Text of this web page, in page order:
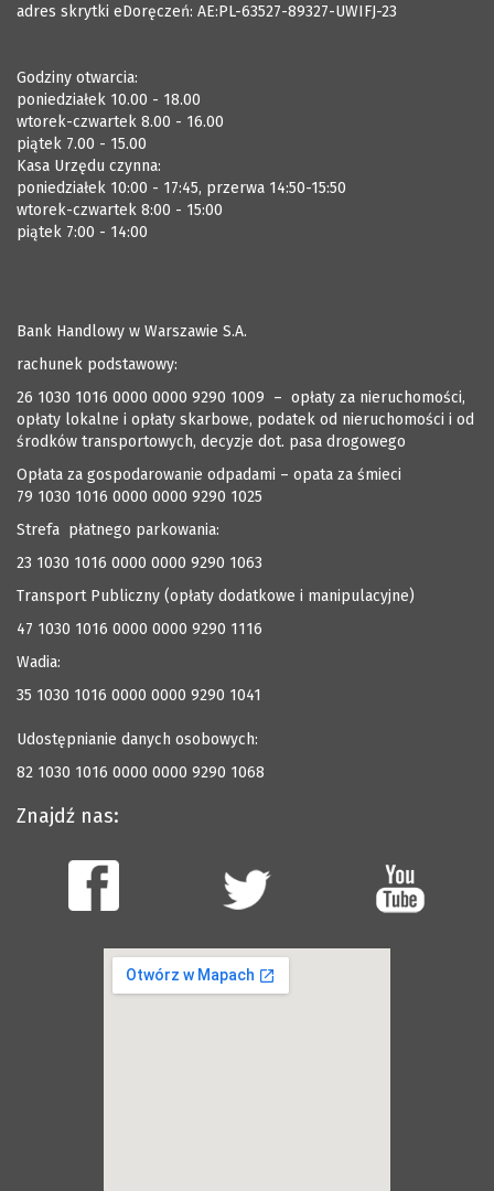
adres skrytki eDoręczeń: AE:PL-63527-89327-UWIFJ-23
Godziny otwarcia:
poniedziałek 10.00 - 18.00
wtorek-czwartek 8.00 - 16.00
piątek 7.00 - 15.00
Kasa Urzędu czynna:
poniedziałek 10:00 - 17:45, przerwa 14:50-15:50
wtorek-czwartek 8:00 - 15:00
piątek 7:00 - 14:00
Bank Handlowy w Warszawie S.A.
rachunek podstawowy:
26 1030 1016 0000 0000 9290 1009 – opłaty za nieruchomości,
opłaty lokalne i opłaty skarbowe, podatek od nieruchomości i od
środków transportowych, decyzje dot. pasa drogowego
Opłata za gospodarowanie odpadami – opata za śmieci
79 1030 1016 0000 0000 9290 1025
Strefa płatnego parkowania:
23 1030 1016 0000 0000 9290 1063
Transport Publiczny (opłaty dodatkowe i manipulacyjne)
47 1030 1016 0000 0000 9290 1116
Wadia:
35 1030 1016 0000 0000 9290 1041
Udostępnianie danych osobowych:
82 1030 1016 0000 0000 9290 1068
Znajdź nas: